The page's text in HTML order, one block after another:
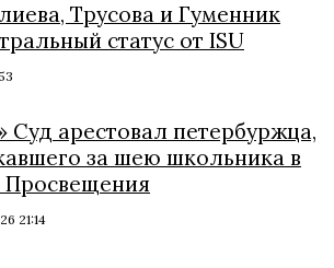
Трусова и Гуменник
статус от ISU
Суд арестовал петербуржца,
за шею школьника в
Просвещения
21:14